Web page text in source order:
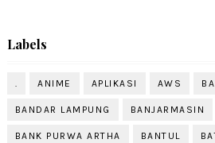
Labels
. ANIME APLIKASI AWS
BANDAR LAMPUNG BANJARMASIN
BANK PURWA ARTHA BANTUL